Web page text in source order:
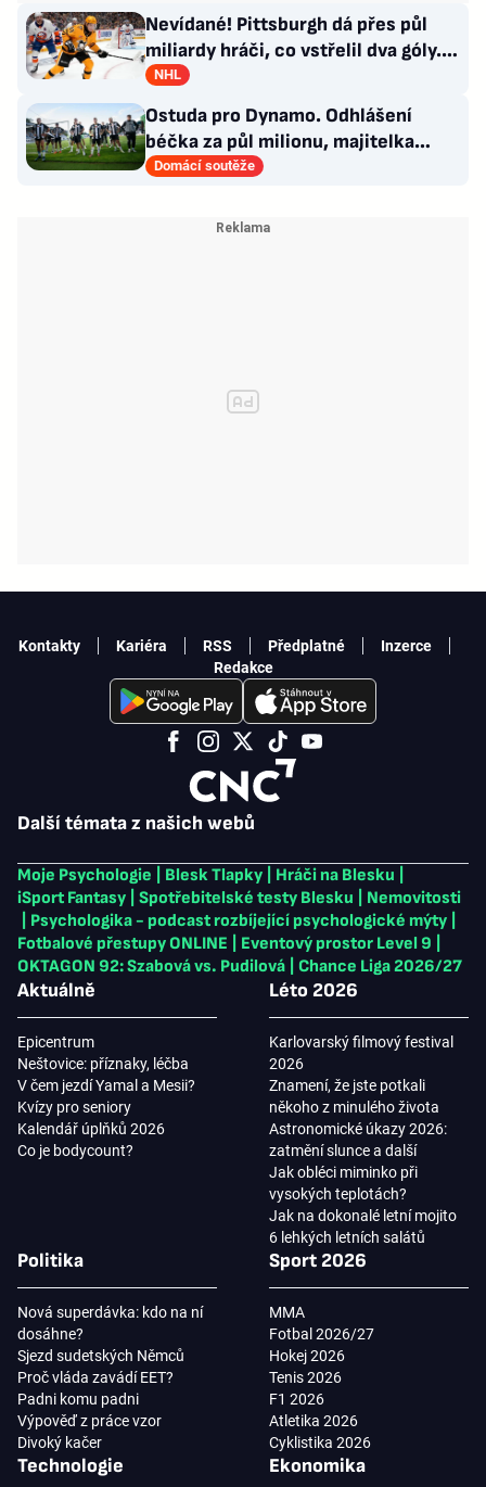
Nevídané! Pittsburgh dá přes půl
miliardy hráči, co vstřelil dva góly.
GM se hájí
NHL
Ostuda pro Dynamo. Odhlášení
béčka za půl milionu, majitelka
odmítla nabídku kraje
Domácí soutěže
Další témata z našich webů
Moje Psychologie Blesk Tlapky Hráči na Blesku
iSport Fantasy
Spotřebitelské testy Blesku
Nemovitosti
Psychologika - podcast rozbíjející psychologické mýty
Fotbalové přestupy ONLINE
Eventový prostor Level 9
OKTAGON 92: Szabová vs. Pudilová
Chance Liga 2026/27
Aktuálně
Epicentrum
Neštovice: příznaky, léčba
V čem jezdí Yamal a Mesii?
Kvízy pro seniory
Kalendář úplňků 2026
Co je bodycount?
Léto 2026
Karlovarský filmový festival
2026
Znamení, že jste potkali
někoho z minulého života
Astronomické úkazy 2026:
zatmění slunce a další
Jak obléci miminko při
vysokých teplotách?
Jak na dokonalé letní mojito
6 lehkých letních salátů
Politika
Nová superdávka: kdo na ní
dosáhne?
Sjezd sudetských Němců
Proč vláda zavádí EET?
Padni komu padni
Výpověď z práce vzor
Divoký kačer
Sport 2026
MMA
Fotbal 2026/27
Hokej 2026
Tenis 2026
F1 2026
Atletika 2026
Cyklistika 2026
Technologie Ekonomika
Kontakty Kariéra RSS Předplatné
Inzerce
Redakce